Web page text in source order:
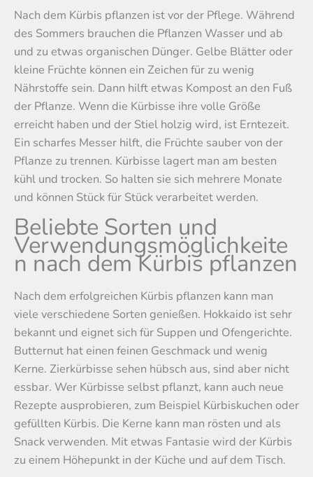
Nach dem Kürbis pflanzen ist vor der Pflege. Während
des Sommers brauchen die Pflanzen Wasser und ab
und zu etwas organischen Dünger. Gelbe Blätter oder
kleine Früchte können ein Zeichen für zu wenig
Nährstoffe sein. Dann hilft etwas Kompost an den Fuß
der Pflanze. Wenn die Kürbisse ihre volle Größe
erreicht haben und der Stiel holzig wird, ist Erntezeit.
Ein scharfes Messer hilft, die Früchte sauber von der
Pflanze zu trennen. Kürbisse lagert man am besten
kühl und trocken. So halten sie sich mehrere Monate
und können Stück für Stück verarbeitet werden.
Beliebte Sorten und
Verwendungsmöglichkeite
n nach dem Kürbis pflanzen
Nach dem erfolgreichen Kürbis pflanzen kann man
viele verschiedene Sorten genießen. Hokkaido ist sehr
bekannt und eignet sich für Suppen und Ofengerichte.
Butternut hat einen feinen Geschmack und wenig
Kerne. Zierkürbisse sehen hübsch aus, sind aber nicht
essbar. Wer Kürbisse selbst pflanzt, kann auch neue
Rezepte ausprobieren, zum Beispiel Kürbiskuchen oder
gefüllten Kürbis. Die Kerne kann man rösten und als
Snack verwenden. Mit etwas Fantasie wird der Kürbis
zu einem Höhepunkt in der Küche und auf dem Tisch.